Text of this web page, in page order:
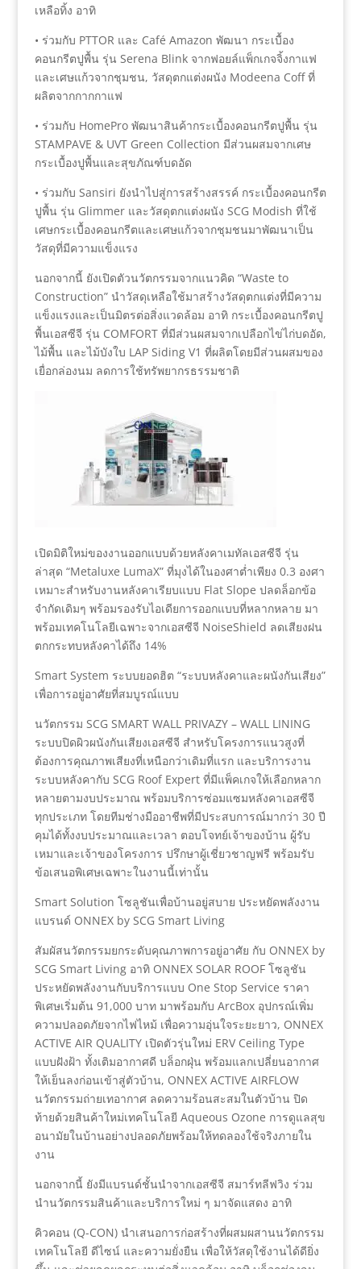
เหลือทิ้ง อาทิ
• ร่วมกับ PTTOR และ Café Amazon พัฒนา กระเบื้อง
คอนกรีตปูพื้น รุ่น Serena Blink จากฟอยล์แพ็กเกจจิ้งกาแฟ
และเศษแก้วจากชุมชน, วัสดุตกแต่งผนัง Modeena Coff ที่
ผลิตจากกากกาแฟ
• ร่วมกับ HomePro พัฒนาสินค้ากระเบื้องคอนกรีตปูพื้น รุ่น
STAMPAVE & UVT Green Collection มีส่วนผสมจากเศษ
กระเบื้องปูพื้นและสุขภัณฑ์บดอัด
• ร่วมกับ Sansiri ยังนำไปสู่การสร้างสรรค์ กระเบื้องคอนกรีต
ปูพื้น รุ่น Glimmer และวัสดุตกแต่งผนัง SCG Modish ที่ใช้
เศษกระเบื้องคอนกรีตและเศษแก้วจากชุมชนมาพัฒนาเป็น
วัสดุที่มีความแข็งแรง
นอกจากนี้ ยังเปิดตัวนวัตกรรมจากแนวคิด “Waste to
Construction” นำวัสดุเหลือใช้มาสร้างวัสดุตกแต่งที่มีความ
แข็งแรงและเป็นมิตรต่อสิ่งแวดล้อม อาทิ กระเบื้องคอนกรีตปู
พื้นเอสซีจี รุ่น COMFORT ที่มีส่วนผสมจากเปลือกไข่ไก่บดอัด,
ไม้พื้น และไม้บังใบ LAP Siding V1 ที่ผลิตโดยมีส่วนผสมของ
เยื่อกล่องนม ลดการใช้ทรัพยากรธรรมชาติ
เปิดมิติใหม่ของงานออกแบบด้วยหลังคาเมทัลเอสซีจี รุ่น
ล่าสุด “Metaluxe LumaX” ที่มุงได้ในองศาต่ำเพียง 0.3 องศา
เหมาะสำหรับงานหลังคาเรียบแบบ Flat Slope ปลดล็อกข้อ
จำกัดเดิมๆ พร้อมรองรับไอเดียการออกแบบที่หลากหลาย มา
พร้อมเทคโนโลยีเฉพาะจากเอสซีจี NoiseShield ลดเสียงฝน
ตกกระทบหลังคาได้ถึง 14%
Smart System ระบบยอดฮิต “ระบบหลังคาและผนังกันเสียง”
เพื่อการอยู่อาศัยที่สมบูรณ์แบบ
นวัตกรรม SCG SMART WALL PRIVAZY – WALL LINING
ระบบปิดผิวผนังกันเสียงเอสซีจี สำหรับโครงการแนวสูงที่
ต้องการคุณภาพเสียงที่เหนือกว่าเดิมที่แรก และบริการงาน
ระบบหลังคากับ SCG Roof Expert ที่มีแพ็คเกจให้เลือกหลาก
หลายตามงบประมาณ พร้อมบริการซ่อมแซมหลังคาเอสซีจี
ทุกประเภท โดยทีมช่างมืออาชีพที่มีประสบการณ์มากว่า 30 ปี
คุมได้ทั้งงบประมาณและเวลา ตอบโจทย์เจ้าของบ้าน ผู้รับ
เหมาและเจ้าของโครงการ ปรึกษาผู้เชี่ยวชาญฟรี พร้อมรับ
ข้อเสนอพิเศษเฉพาะในงานนี้เท่านั้น
Smart Solution โซลูชันเพื่อบ้านอยู่สบาย ประหยัดพลังงาน
แบรนด์ ONNEX by SCG Smart Living
สัมผัสนวัตกรรมยกระดับคุณภาพการอยู่อาศัย กับ ONNEX by
SCG Smart Living อาทิ ONNEX SOLAR ROOF โซลูชัน
ประหยัดพลังงานกับบริการแบบ One Stop Service ราคา
พิเศษเริ่มต้น 91,000 บาท มาพร้อมกับ ArcBox อุปกรณ์เพิ่ม
ความปลอดภัยจากไฟไหม้ เพื่อความอุ่นใจระยะยาว, ONNEX
ACTIVE AIR QUALITY เปิดตัวรุ่นใหม่ ERV Ceiling Type
แบบฝังฝ้า ทั้งเติมอากาศดี บล็อกฝุ่น พร้อมแลกเปลี่ยนอากาศ
ให้เย็นลงก่อนเข้าสู่ตัวบ้าน, ONNEX ACTIVE AIRFLOW
นวัตกรรมถ่ายเทอากาศ ลดความร้อนสะสมในตัวบ้าน ปิด
ท้ายด้วยสินค้าใหม่เทคโนโลยี Aqueous Ozone การดูแลสุข
อนามัยในบ้านอย่างปลอดภัยพร้อมให้ทดลองใช้จริงภายใน
งาน
นอกจากนี้ ยังมีแบรนด์ชั้นนำจากเอสซีจี สมาร์ทลีฟวิง ร่วม
นำนวัตกรรมสินค้าและบริการใหม่ ๆ มาจัดแสดง อาทิ
คิวคอน (Q-CON) นำเสนอการก่อสร้างที่ผสมผสานนวัตกรรม
เทคโนโลยี ดีไซน์ และความยั่งยืน เพื่อให้วัสดุใช้งานได้ดียิ่ง